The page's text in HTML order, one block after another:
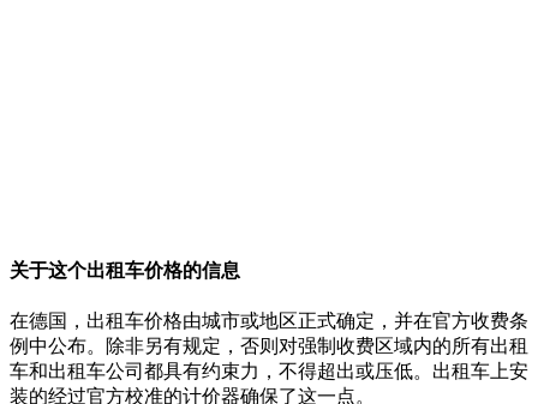
关于这个出租车价格的信息
在德国，出租车价格由城市或地区正式确定，并在官方收费条
例中公布。除非另有规定，否则对强制收费区域内的所有出租
车和出租车公司都具有约束力，不得超出或压低。出租车上安
装的经过官方校准的计价器确保了这一点。